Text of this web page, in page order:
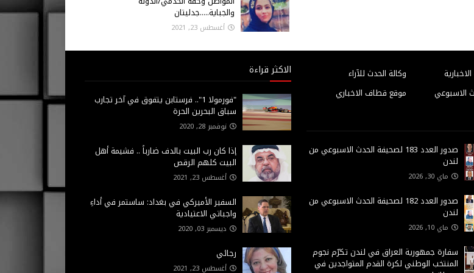
والجباية.....جدليتان
أغسطس 23, 2021
وكالة الحدث للآراء
موقع قطاف الاخباري
الاسبوعي
صدور العدد 183 لصحيفة الحدث الاسبوعي من
لندن
ماي 30, 2026
صدور العدد 182 لصحيفة الحدث الاسبوعي من
لندن
ماي 10, 2026
سفارة جمهورية العراق في لندن تكرّم نجوم
المنتخب الوطني لكرة القدم المتواجدين في
الاكثر قراءة
"فورمولا 1".. فرستابن يتفوق في آخر تجارب
سباق البحرين الحرة
نوفمبر 28, 2020
إذا كان رب البيت بالدف ضارباً .. فشيمة أهل
البيت كلهم الرقص
أغسطس 23, 2021
السفير الأميركي في بغداد: ساستمر في أداءِ
واجباتي الاعتيادية
ديسمبر 03, 2020
رجائي
أغسطس 23, 2021